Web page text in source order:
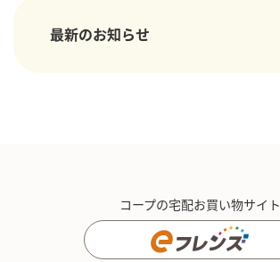
最新のお知らせ
コープの宅配お買い物サイト